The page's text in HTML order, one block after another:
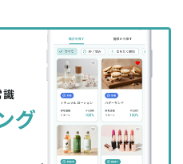
な
ッ
ク
マ
記
事
を
購
読
す
マ
ガ
登
録
す
る